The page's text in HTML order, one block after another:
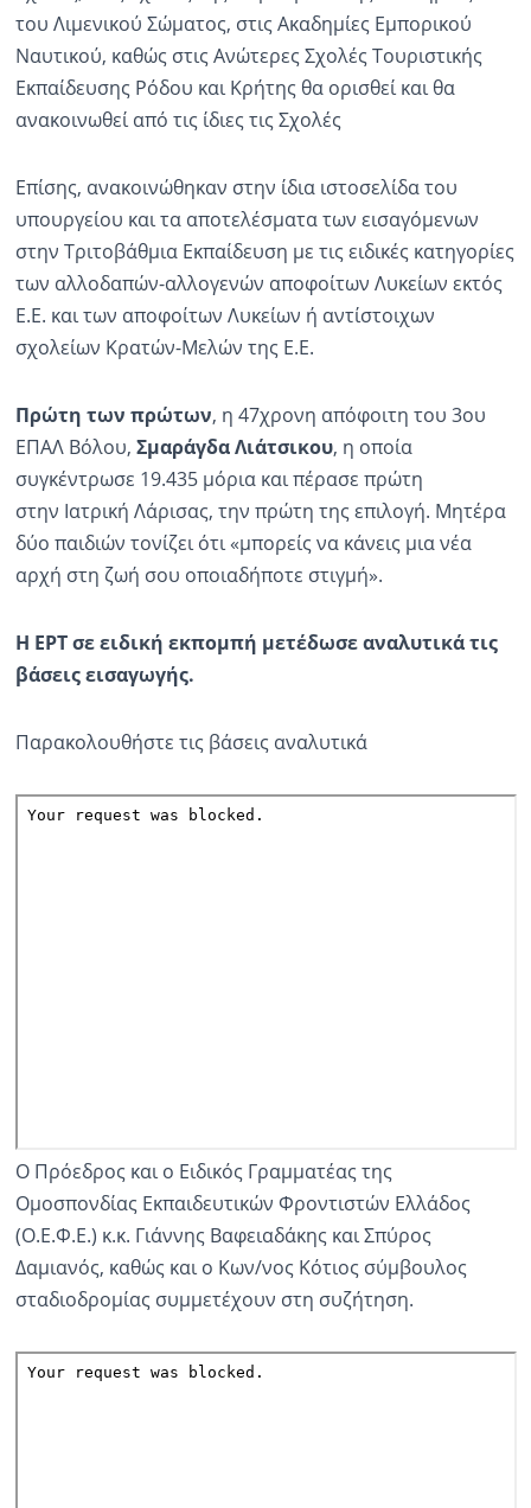
του Λιμενικού Σώματος, στις Ακαδημίες Εμπορικού
Ναυτικού, καθώς στις Ανώτερες Σχολές Τουριστικής
Εκπαίδευσης Ρόδου και Κρήτης θα ορισθεί και θα
ανακοινωθεί από τις ίδιες τις Σχολές
Επίσης, ανακοινώθηκαν στην ίδια ιστοσελίδα του
υπουργείου και τα αποτελέσματα των εισαγόμενων
στην Τριτοβάθμια Εκπαίδευση με τις ειδικές κατηγορίες
των αλλοδαπών-αλλογενών αποφοίτων Λυκείων εκτός
Ε.Ε. και των αποφοίτων Λυκείων ή αντίστοιχων
σχολείων Κρατών-Μελών της Ε.Ε.
Πρώτη των πρώτων, η 47χρονη απόφοιτη του 3ου
ΕΠΑΛ Βόλου, Σμαράγδα Λιάτσικου, η οποία
συγκέντρωσε 19.435 μόρια και πέρασε πρώτη
στην Ιατρική Λάρισας, την πρώτη της επιλογή. Μητέρα
δύο παιδιών τονίζει ότι «μπορείς να κάνεις μια νέα
αρχή στη ζωή σου οποιαδήποτε στιγμή».
Η ΕΡΤ σε ειδική εκπομπή μετέδωσε αναλυτικά τις
βάσεις εισαγωγής.
Παρακολουθήστε τις βάσεις αναλυτικά
Ο Πρόεδρος και ο Ειδικός Γραμματέας της
Ομοσπονδίας Εκπαιδευτικών Φροντιστών Ελλάδος
(Ο.Ε.Φ.Ε.) κ.κ. Γιάννης Βαφειαδάκης και Σπύρος
Δαμιανός, καθώς και ο Κων/νος Κότιος σύμβουλος
σταδιοδρομίας συμμετέχουν στη συζήτηση.